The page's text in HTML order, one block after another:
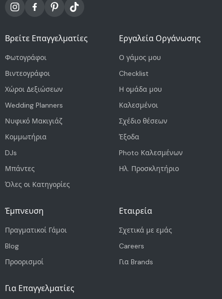
Βρείτε Επαγγελματίες
Φωτογράφοι
Βιντεογράφοι
Χώροι Δεξιώσεων
Wedding Planners
Νυφικό Μακιγιάζ
Κομμωτήρια
DJs
Μπάντες
Όλες οι Κατηγορίες
Εργαλεία Οργάνωσης
Ο γάμος μου
Checklist
Η ομάδα μου
Καλεσμένοι
Σχέδιο θέσεων
Έξοδα
Photo Καλεσμένων
Ηλ. Προσκλητήριο
Έμπνευση
Πραγματικοί Γάμοι
Blog
Προορισμοί
Εταιρεία
Σχετικά με εμάς
Careers
Για Brands
Για Επαγγελματίες